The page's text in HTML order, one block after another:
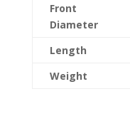
Front
Diameter
Length
Weight